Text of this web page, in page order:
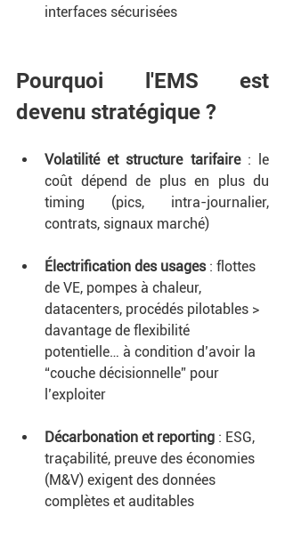
interfaces sécurisées
Pourquoi l'EMS est
devenu stratégique ?
Volatilité et structure tarifaire : le
coût dépend de plus en plus du
timing (pics, intra-journalier,
contrats, signaux marché)
Électrification des usages : flottes
de VE, pompes à chaleur,
datacenters, procédés pilotables >
davantage de flexibilité
potentielle… à condition d’avoir la
“couche décisionnelle” pour
l’exploiter
Décarbonation et reporting : ESG,
traçabilité, preuve des économies
(M&V) exigent des données
complètes et auditables